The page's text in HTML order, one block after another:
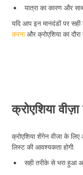
यात्रा का कारण और
यदि आप इन मानदंडों पर सही
करनाऔर क्रोएशिया का
क्रोएशिया
क्रोएशिया शेंगेन वीजा के
लिस्ट की आवश्यकता होगी:
सही तरीके से भरा हुआ